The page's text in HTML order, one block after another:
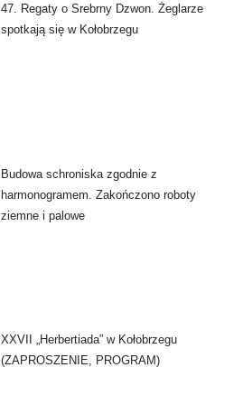
47. Regaty o Srebrny Dzwon. Żeglarze
spotkają się w Kołobrzegu
Budowa schroniska zgodnie z
harmonogramem. Zakończono roboty
ziemne i palowe
XXVII „Herbertiada” w Kołobrzegu
(ZAPROSZENIE, PROGRAM)